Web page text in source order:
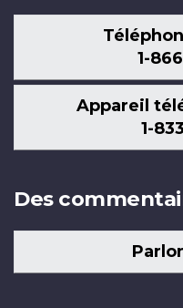
1-
Appareil
1-
Des